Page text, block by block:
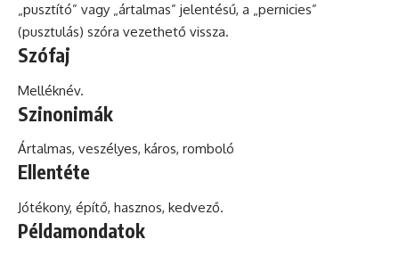
„pusztító” vagy „ártalmas” jelentésű, a „pernicies”
(pusztulás) szóra vezethető vissza.
Szófaj
Melléknév.
Szinonimák
Ártalmas, veszélyes, káros, romboló
Ellentéte
Jótékony, építő, hasznos, kedvező.
Példamondatok